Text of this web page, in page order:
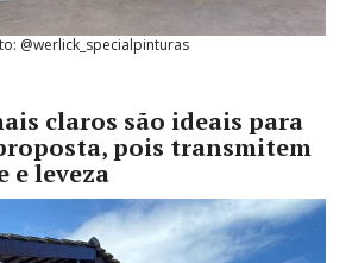
@werlick_specialpinturas
claros são ideais para
pois transmitem
e leveza